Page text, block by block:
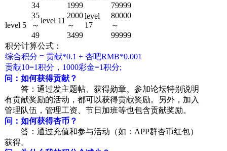
34
1999
79999
level 5
35
～
49
level 11
2000
～
3499
level
17
80000
～
99999
积分计算公式：
综合积分 = 贡献*0.1 + 杏吧RMB*0.001
贡献10=1积分，1000彩金=1积分;
问：如何获得贡献？
答：通过发主题帖、获得勋章、参加论坛特别说明
有贡献奖励的活动，都可以获得贡献奖励。另外，加入
管理队伍，管理工资、节日加班等也包含贡献奖励。
问：如何获得杏币？
答：通过充值和参与活动（如：APP群杏币红包）
获得。